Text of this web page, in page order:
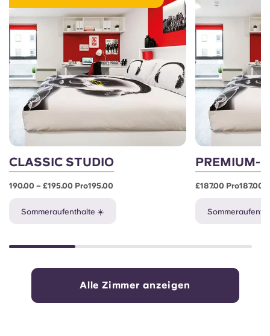
CLASSIC STUDIO
190.00 – £195.00 Pro195.00
Sommeraufenthalte ☀️
PREMIUM-
£187.00 Pro187.00
Alle Zimmer anzeigen